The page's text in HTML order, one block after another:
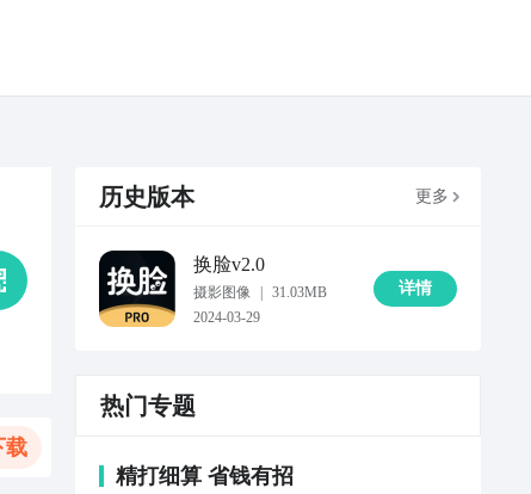
载
历史版本 更多
换脸v2.0
摄影图像
31.03MB
2024-03-29
详情
热门专题
精打细算 省钱有招